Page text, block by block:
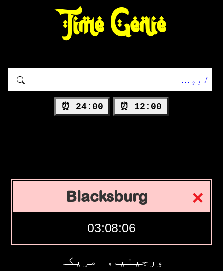
Time Genie
12:00 ⏰
24:00 ⏰
Blacksburg
03:08:07
ورجینیا, امریکہ